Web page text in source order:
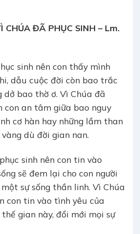
CHÚA ĐÃ PHỤC SINH – Lm.
sinh nên con thấy mình
dẫu cuộc đời còn bao trắc
dở bao thờ ơ. Vì Chúa đã
con an tâm giữa bao nguy
cơ hàn hay những lầm than
dù đời gian nan.
sinh nên con tin vào
sẽ đem lại cho con người
sự sống thần linh. Vì Chúa
con tin vào tình yêu của
gian này, đổi mới mọi sự